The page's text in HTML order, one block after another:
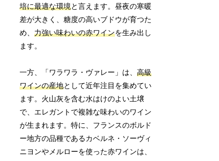
培に最適な環境と言えます。昼夜の寒暖
差が大きく、糖度の高いブドウが育つた
め、力強い味わいの赤ワインを生み出し
ます。
一方、「ワラワラ・ヴァレー」は、高級
ワインの産地として近年注目を集めてい
ます。火山灰を含む水はけのよい土壌
で、エレガントで複雑な味わいのワイン
が生まれます。特に、フランスのボルド
ー地方の品種であるカベルネ・ソーヴィ
ニヨンやメルローを使った赤ワインは、